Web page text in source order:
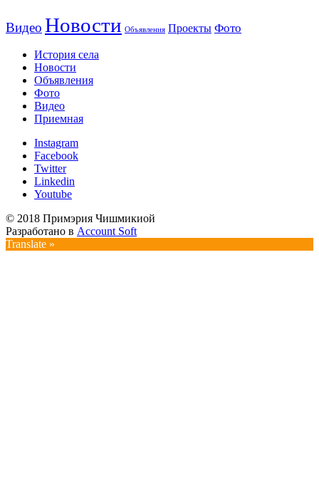
Видео Новости Объявления Проекты Фото
История села
Новости
Объявления
Фото
Видео
Приемная
Instagram
Facebook
Twitter
Linkedin
Youtube
© 2018 Примэрия Чишмикиой
Разработано в Account Soft
Translate »